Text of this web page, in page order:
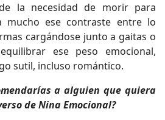
la necesidad de morir para
mucho ese contraste entre lo
cargándose junto a gaitas o
ese peso emocional,
sutil, incluso romántico.
a alguien que quiera
de Nina Emocional?